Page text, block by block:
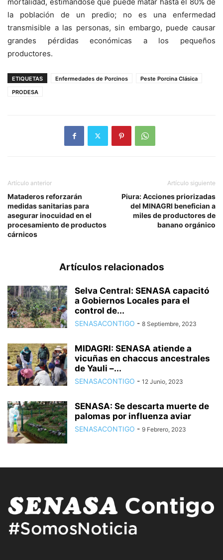
la población de un predio; no es una enfermedad
transmisible a las personas, sin embargo, puede causar
grandes pérdidas económicas a los pequeños
productores.
ETIQUETAS Enfermedades de Porcinos
Peste Porcina Clásica
PRODESA
Artículo anterior
Mataderos reforzarán
medidas sanitarias para
asegurar inocuidad en el
procesamiento de productos
cárnicos
Artículo siguiente
Piura: Acciones priorizadas
del MINAGRI benefician a
miles de productores de
banano orgánico
Artículos relacionados
Selva Central: SENASA capacitó
a Gobiernos Locales para el
control de...
SENASACONTIGO - 8 Septiembre, 2023
MIDAGRI: SENASA atiende a
vicuñas en chaccus ancestrales
de Yauli –...
SENASACONTIGO - 12 Junio, 2023
SENASA: Se descarta muerte de
palomas por influenza aviar
SENASACONTIGO - 9 Febrero, 2023